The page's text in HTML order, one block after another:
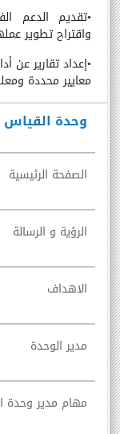
وحدة القياس
الصفحة الرئيسية
الرؤية و الرسالة
الاهداف
مدير الوحدة
مهام مدير وحدة
•تقديم الدعم
واقتراح تطوير
•إعداد تقارير عن
معايير محددة